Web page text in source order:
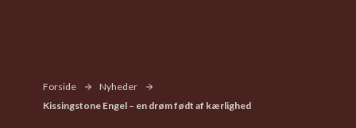
Forside
Nyheder
Kissingstone Engel – en drøm født af kærlighed